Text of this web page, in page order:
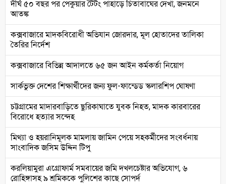
দীর্ঘ ৫০ বছর পর পেকুয়ার টৈটং পাহাড়ে চিতাবাঘের দেখা, জনমনে
আতঙ্ক
কক্সবাজারে মাদকবিরোধী অভিযান জোরদার, মূল হোতাদের তালিকা
তৈরির নির্দেশ
কক্সবাজারে বিভিন্ন আদালতে ৬৫ জন আইন কর্মকর্তা নিয়োগ
সার্কভুক্ত দেশের শিক্ষার্থীদের জন্য ফুল-ফান্ডেড স্কলারশিপ ঘোষণা
চট্টগ্রামের মাদারবাড়িতে ছুরিকাঘাতে যুবক নিহত, মাদক কারবারের
বিরোধে হত্যার সন্দেহ
মিথ্যা ও হয়রানিমূলক মামলায় জামিন পেয়ে সহকর্মীদের সংবর্ধনায়
সাংবাদিক জসিম উদ্দিন টিপু
করলিয়ামুরা এগ্রোফার্ম সমবায়ের জমি দখলচেষ্টার অভিযোগ, ৬
রোহিঙ্গাসহ ৯ শ্রমিককে পুলিশের কাছে সোপর্দ